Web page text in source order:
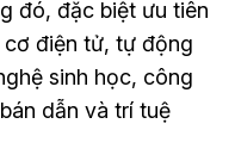
đó, đặc biệt ưu tiên
điện tử, tự động
sinh học, công
dẫn và trí tuệ